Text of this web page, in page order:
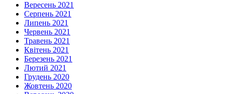
Вересень 2021
Серпень 2021
Липень 2021
Червень 2021
Травень 2021
Квітень 2021
Березень 2021
Лютий 2021
Грудень 2020
Жовтень 2020